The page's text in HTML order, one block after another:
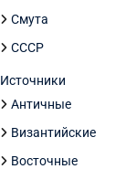
Смута
СССР
Источники
Античные
Византийские
Восточные